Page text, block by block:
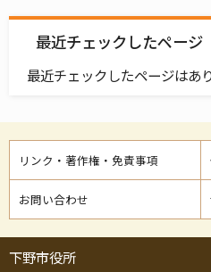
最近チェックしたページ
最近チェックしたページはあ
リンク・著作権・免責事項
お問い合わせ
下野市役所